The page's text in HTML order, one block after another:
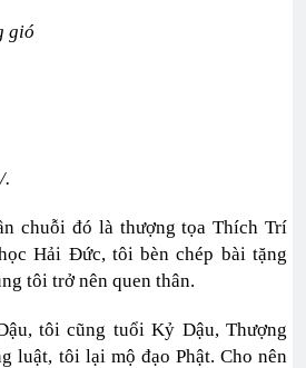
gió
.
chuỗi đó là thượng tọa Thích Trí
Hải Đức, tôi bèn chép bài tặng
tôi trở nên quen thân.
tôi cũng tuổi Kỷ Dậu, Thượng
luật, tôi lại mộ đạo Phật. Cho nên